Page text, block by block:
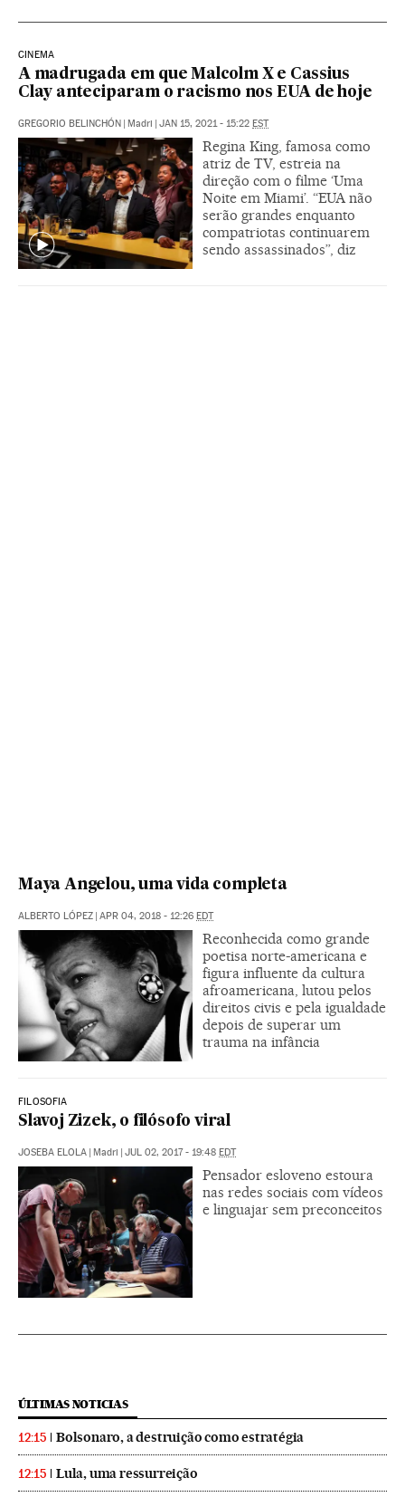
CINEMA
A madrugada em que Malcolm X e Cassius
Clay anteciparam o racismo nos EUA de hoje
GREGORIO BELINCHÓN Madri JAN 15, 2021 - 15:22 EST
Regina King, famosa como
atriz de TV, estreia na
direção com o filme ‘Uma
Noite em Miami’. “EUA não
serão grandes enquanto
compatriotas continuarem
sendo assassinados”, diz
Maya Angelou, uma vida completa
ALBERTO LÓPEZ APR 04, 2018 - 12:26 EDT
Reconhecida como grande
poetisa norte-americana e
figura influente da cultura
afroamericana, lutou pelos
direitos civis e pela igualdade
depois de superar um
trauma na infância
FILOSOFIA
Slavoj Zizek, o filósofo viral
JOSEBA ELOLA Madri JUL 02, 2017 - 19:48 EDT
Pensador esloveno estoura
nas redes sociais com vídeos
e linguajar sem preconceitos
ÚLTIMAS NOTICIAS
12:15 Bolsonaro, a destruição como estratégia
12:15 Lula, uma ressurreição